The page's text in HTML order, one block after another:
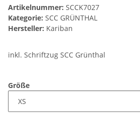
Artikelnummer: SCCK7027
Kategorie: SCC GRÜNTHAL
Hersteller: Kariban
inkl. Schriftzug SCC Grünthal
Größe